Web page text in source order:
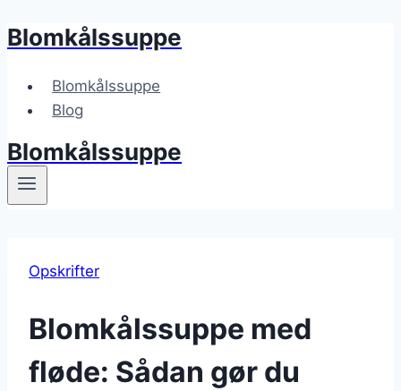
Fortsæt
indhold
Blomkålssuppe
Blomkålssuppe
Blog
Blomkålssuppe
Opskrifter
Blomkålssuppe med
fløde: Sådan gør du